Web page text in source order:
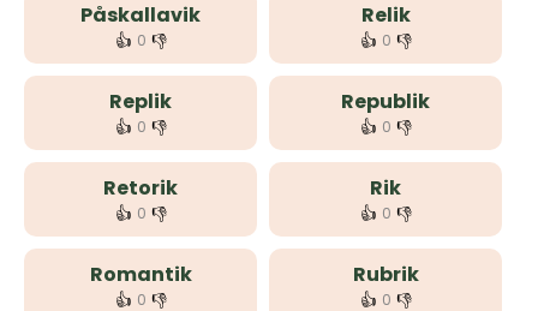
Påskallavik
👍 0 👎
Relik
👍 0 👎
Replik
👍 0 👎
Republik
👍 0 👎
Retorik
👍 0 👎
Rik
👍 0 👎
Romantik
👍 0 👎
Rubrik
👍 0 👎